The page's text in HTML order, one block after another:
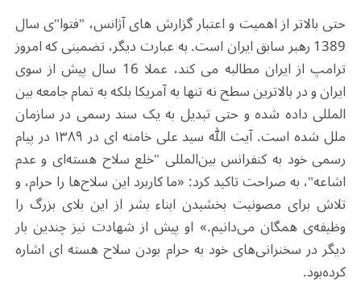
حتی بالاتر از اهمیت و اعتبار گزارش های آژانس، "فتوا"ی سال
1389 رهبر سابق ایران است. به عبارت دیگر، تضمینی که امروز
ترامپ از ایران مطالبه می کند، عملا 16 سال پیش از سوی
ایران و در بالاترین سطح نه تنها به آمریکا بلکه به تمام جامعه بین
المللی داده شده و حتی تبدیل به یک سند رسمی در سازمان
ملل شده است. آیت الله سید علی خامنه ای در ۱۳۸۹ در پیام
رسمی خود به کنفرانس بین‌المللی "خلع سلاح هسته‌ای و عدم
اشاعه"، به صراحت تاکید کرد: «ما کاربرد این سلاح‌ها را حرام، و
تلاش برای مصونیت بخشیدن ابناء بشر از این بلای بزرگ را
وظیفه‌ی همگان می‌دانیم.» او پیش از شهادت نیز چندین بار
دیگر در سخنرانی‌های خود به حرام بودن سلاح هسته ای اشاره
کرده‌بود.